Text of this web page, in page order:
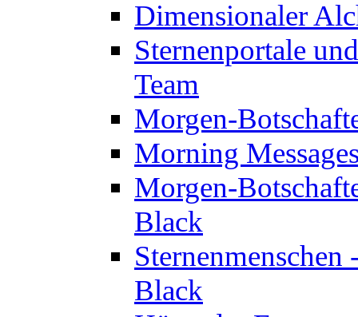
Dimensionaler
Sternenportale
Team
Morgen-
Morning
Morgen-
Black
Black